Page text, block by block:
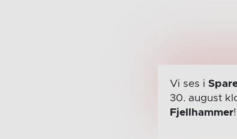
Vi ses i
30. august
Fjellhammer!